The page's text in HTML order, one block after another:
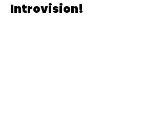
Introvision!